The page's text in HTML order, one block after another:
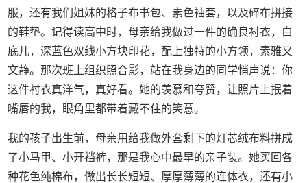
服，还有我们姐妹的格子布书包、素色袖套，以及碎布拼接
的鞋垫。记得读高中时，母亲给我做过一件的确良衬衣，白
底儿，深蓝色双线小方块印花，配上独特的小方领，素雅又
文静。那次班上组织照合影，站在我身边的同学悄声说：你
这件衬衣真洋气，真好看。她的羡慕和夸赞，让照片上抿着
嘴唇的我，眼角里都带着藏不住的笑意。
我的孩子出生前，母亲用给我做外套剩下的灯芯绒布料拼成
了小马甲、小开裆裤，那是我心中最早的亲子装。她买回各
种花色纯棉布，做出长长短短、厚厚薄薄的连体衣，还有小